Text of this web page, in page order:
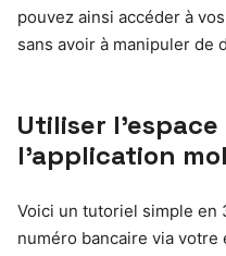
pouvez ainsi accéder à
sans avoir à manipuler de
Utiliser
l’application
Voici un tutoriel simple en
numéro bancaire via votre